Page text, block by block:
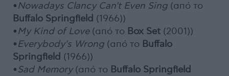
•Nowadays Clancy Can't Even Sing (από το
Buffalo Springfield (1966))
•My Kind of Love(από το Box Set (2001))
•Everybody's Wrong (από το Buffalo
Springfield (1966))
•Sad Memory(από το Buffalo Springfield